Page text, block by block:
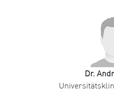
Dr.